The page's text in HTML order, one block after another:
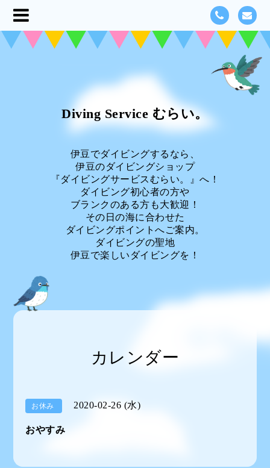
Diving Service むらい。
伊豆でダイビングするなら、
伊豆のダイビングショップ
『ダイビングサービスむらい。』へ！
ダイビング初心者の方や
ブランクのある方も大歓迎！
その日の海に合わせた
ダイビングポイントへご案内。
ダイビングの聖地
伊豆で楽しいダイビングを！
カレンダー
お休み 2020-02-26 (水)
おやすみ